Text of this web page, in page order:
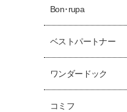
Bon･rupa
ベストパートナー
ワンダードック
コミフ